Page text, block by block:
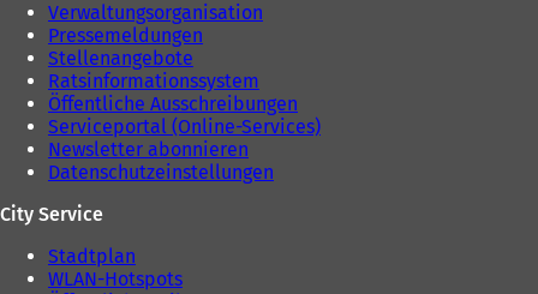
Verwaltungsorganisation
Pressemeldungen
Stellenangebote
Ratsinformationssystem
Öffentliche Ausschreibungen
Serviceportal (Online-Services)
Newsletter abonnieren
Datenschutzeinstellungen
City Service
Stadtplan
WLAN-Hotspots